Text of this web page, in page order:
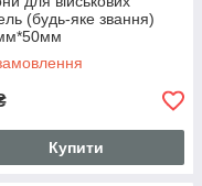
(будь-яке звання)
Купити